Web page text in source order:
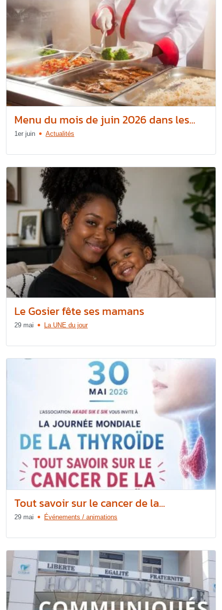
Menu du mois de juin 2026 dans les...
1er juin Actualités
Le Gosier fête ses mamans
29 mai La UNE du jour
Tout savoir sur le cancer de la...
29 mai Événements / animations